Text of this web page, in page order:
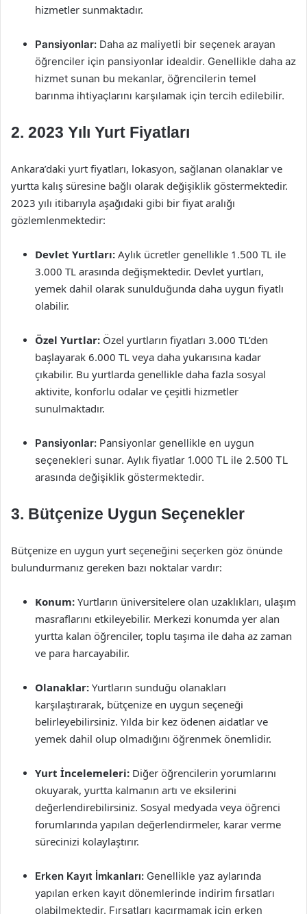
hizmetler sunmaktadır.
Pansiyonlar: Daha az maliyetli bir seçenek arayan
öğrenciler için pansiyonlar idealdir. Genellikle daha az
hizmet sunan bu mekanlar, öğrencilerin temel
barınma ihtiyaçlarını karşılamak için tercih edilebilir.
2. 2023 Yılı Yurt Fiyatları
Ankara’daki yurt fiyatları, lokasyon, sağlanan olanaklar ve
yurtta kalış süresine bağlı olarak değişiklik göstermektedir.
2023 yılı itibarıyla aşağıdaki gibi bir fiyat aralığı
gözlemlenmektedir:
Devlet Yurtları: Aylık ücretler genellikle 1.500 TL ile
3.000 TL arasında değişmektedir. Devlet yurtları,
yemek dahil olarak sunulduğunda daha uygun fiyatlı
olabilir.
Özel Yurtlar: Özel yurtların fiyatları 3.000 TL’den
başlayarak 6.000 TL veya daha yukarısına kadar
çıkabilir. Bu yurtlarda genellikle daha fazla sosyal
aktivite, konforlu odalar ve çeşitli hizmetler
sunulmaktadır.
Pansiyonlar: Pansiyonlar genellikle en uygun
seçenekleri sunar. Aylık fiyatlar 1.000 TL ile 2.500 TL
arasında değişiklik göstermektedir.
3. Bütçenize Uygun Seçenekler
Bütçenize en uygun yurt seçeneğini seçerken göz önünde
bulundurmanız gereken bazı noktalar vardır:
Konum: Yurtların üniversitelere olan uzaklıkları, ulaşım
masraflarını etkileyebilir. Merkezi konumda yer alan
yurtta kalan öğrenciler, toplu taşıma ile daha az zaman
ve para harcayabilir.
Olanaklar: Yurtların sunduğu olanakları
karşılaştırarak, bütçenize en uygun seçeneği
belirleyebilirsiniz. Yılda bir kez ödenen aidatlar ve
yemek dahil olup olmadığını öğrenmek önemlidir.
Yurt İncelemeleri: Diğer öğrencilerin yorumlarını
okuyarak, yurtta kalmanın artı ve eksilerini
değerlendirebilirsiniz. Sosyal medyada veya öğrenci
forumlarında yapılan değerlendirmeler, karar verme
sürecinizi kolaylaştırır.
Erken Kayıt İmkanları: Genellikle yaz aylarında
yapılan erken kayıt dönemlerinde indirim fırsatları
olabilmektedir. Fırsatları kaçırmamak için erken